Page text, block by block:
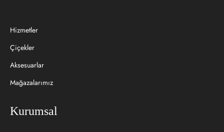
Hizmetler
Çiçekler
Aksesuarlar
Mağazalarımız
Kurumsal